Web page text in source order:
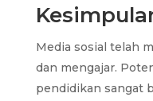
Media sosial telah
dan mengajar.
pendidikan sangat